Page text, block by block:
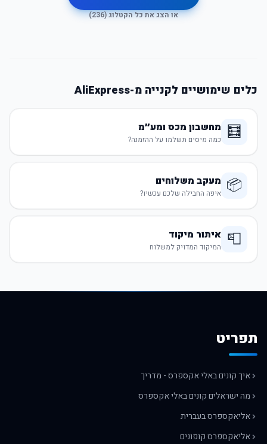
או הצג את כל הקטלוג (236
)
כלים שימושיים לקנייה מ-AliExpress
🧮 מחשבון מכס ומע״מ
כמה מיסים תשלמו על ההזמנה?
📦 מעקב משלוחים
איפה החבילה שלכם עכשיו?
📮 איתור מיקוד
המיקוד המדויק למשלוח
תפריט
איך קונים באלי אקספרס - מדריך
מה ישראלים קונים באלי אקספרס
אליאקספרס בעברית
אליאקספרס קופונים